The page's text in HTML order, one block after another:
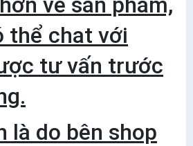
thể chat với
tư vấn trước
là do bên shop